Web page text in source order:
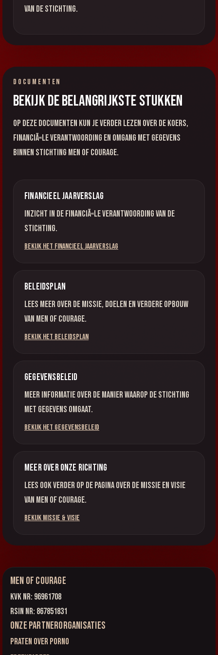
van de stichting.
DOCUMENTEN
Bekijk de belangrijkste stukken
Op deze documenten kun je verder lezen over de koers,
financiÃ«le verantwoording en omgang met gegevens
binnen Stichting Men of Courage.
Financieel jaarverslag
Inzicht in de financiÃ«le verantwoording van de
stichting.
Bekijk het financieel jaarverslag
Beleidsplan
Lees meer over de missie, doelen en verdere opbouw
van Men of Courage.
Bekijk het beleidsplan
Gegevensbeleid
Meer informatie over de manier waarop de stichting
met gegevens omgaat.
Bekijk het gegevensbeleid
Meer over onze richting
Lees ook verder op de pagina over de missie en visie
van Men of Courage.
Bekijk missie & visie
Men of Courage
KVK nr: 96961708
RSIN nr: 867851831
Onze partnerorganisaties
Praten over Porno